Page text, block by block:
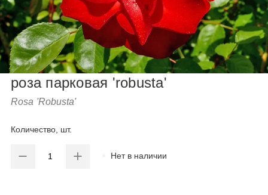
роза парковая 'robusta'
Rosa 'Robusta'
Количество, шт.
Нет в наличии